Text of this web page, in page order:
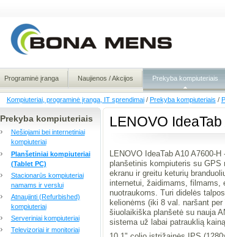
Programinė įranga Naujienos / Akcijos Prekyba kompiuteriais
Kompiuteriai, programinė įranga, IT sprendimai / Prekyba kompiuteriais /
Prekyba kompiuteriais
Nešiojami bei internetiniai
kompiuteriai
Planšetiniai kompiuteriai
(Tablet PC)
Stacionarūs kompiuteriai
namams ir verslui
Atnaujinti (Refurbished)
kompiuteriai
Serveriniai kompiuteriai
Televizoriai ir monitoriai
LENOVO
LENOVO IdeaTab A10 A7600-
planšetinis kompiuteris su
ekranu ir greitu keturių
internetui, žaidimams, filmams,
nuotraukoms. Turi didelės
kelionėms (iki 8 val. naršant
šiuolaikiška planšetė su nauja
sistema už labai patrauklią